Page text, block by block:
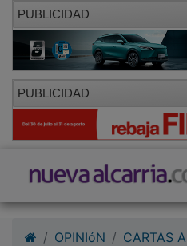
PUBLICIDAD
PUBLICIDAD